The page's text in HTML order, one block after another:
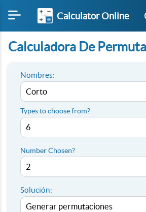
Calculator Online
Calculadora De
Nombres:
Types to choose from?
Number Chosen?
Solución: